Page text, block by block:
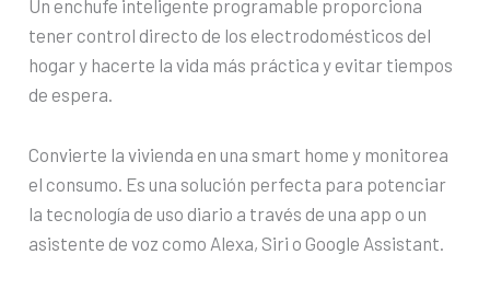
Un enchufe inteligente programable proporciona
tener control directo de los electrodomésticos del
hogar y hacerte la vida más práctica y evitar tiempos
de espera.
Convierte la vivienda en una smart home y monitorea
el consumo. Es una solución perfecta para potenciar
la tecnología de uso diario a través de una app o un
asistente de voz como Alexa, Siri o Google Assistant.